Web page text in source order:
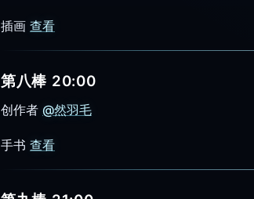
插画 查看
第八棒 20:00
创作者 @然羽毛
手书 查看